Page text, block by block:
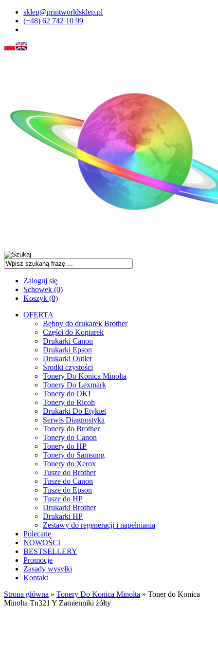
sklep@printworldsklep.pl
(+48) 62 742 10 99
Zaloguj się
Schowek (0)
Koszyk (0)
OFERTA
Bębny do drukarek Brother
Części do Kopiarek
Drukarki Canon
Drukarki Epson
Drukarki Outlet
Środki czystości
Tonery Do Konica Minolta
Tonery Do Lexmark
Tonery do OKI
Tonery do Ricoh
Drukarki Do Etykiet
Serwis Diagnostyka
Tonery do Brother
Tonery do Canon
Tonery do HP
Tonery do Samsung
Tonery do Xerox
Tusze do Brother
Tusze do Canon
Tusze do Epson
Tusze do HP
Drukarki Brother
Drukarki HP
Zestawy do regeneracji i napełniania
Polecane
NOWOŚCI
BESTSELLERY
Promocje
Zasady wysyłki
Kontakt
Strona główna » Tonery Do Konica Minolta » Toner do Konica
Minolta Tn321 Y Zamienniki żółty